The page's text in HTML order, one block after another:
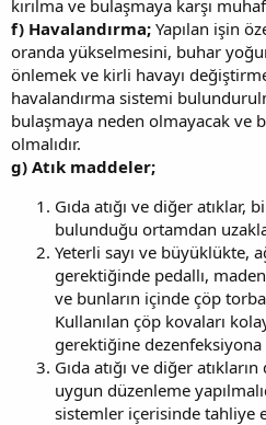
kırılma ve bulaşmaya karşı
f) Havalandırma; Yapılan işin
oranda yükselmesini, buhar
önlemek ve kirli havayı
havalandırma sistemi
bulaşmaya neden olmayacak ve
olmalıdır.
g) Atık maddeler;
Gıda atığı ve diğer atıklar,
bulunduğu ortamdan
Yeterli sayı ve büyüklükte,
gerektiğinde pedallı,
ve bunların içinde çöp
Kullanılan çöp kovaları
gerektiğine dezenfeksiyona
Gıda atığı ve diğer
uygun düzenleme
sistemler içerisinde tahliye